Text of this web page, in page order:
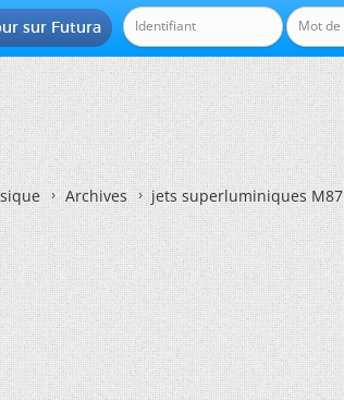
sur Futura
Archives jets superluminiques M87